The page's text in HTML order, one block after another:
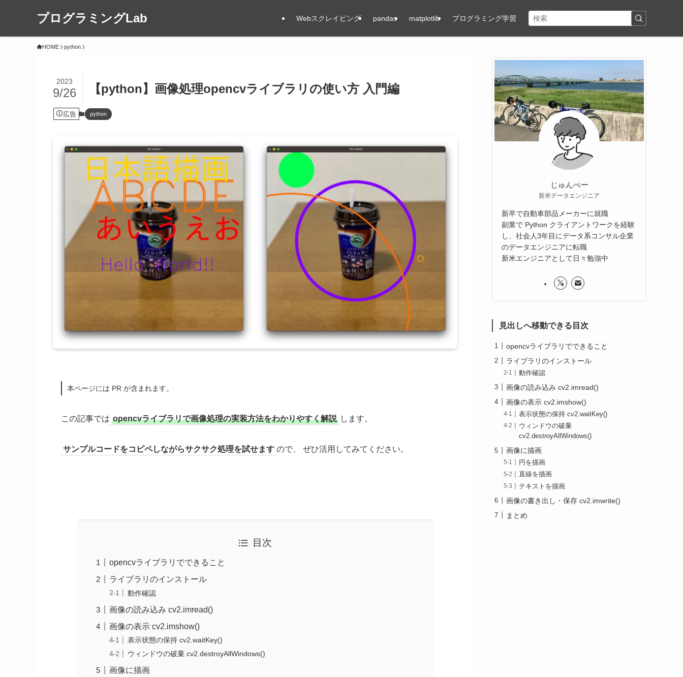
プログラミングLab Webスクレイピング pandas matplotlib プログラミング学習
HOME python
【python】画像処理opencvライブラリの使い方 入門編
2023
9/26
広告 python
本ページには PR が含まれます。
この記事では opencvライブラリで画像処理の実装方法をわかりやすく解説 します。
サンプルコードをコピペしながらサクサク処理を試せます ので、 ぜひ活用してみてください。
目次
opencvライブラリでできること
ライブラリのインストール
動作確認
画像の読み込み cv2.imread()
画像の表示 cv2.imshow()
表示状態の保持 cv2.waitKey()
ウィンドウの破棄 cv2.destroyAllWindows()
画像に描画
じゅんぺー
新米データエンジニア
新卒で自動車部品メーカーに就職
副業で Python クライアントワークを経験
し、社会人3年目にデータ系コンサル企業
のデータエンジニアに転職
新米エンジニアとして日々勉強中
見出しへ移動できる目次
opencvライブラリでできること
ライブラリのインストール
動作確認
画像の読み込み cv2.imread()
画像の表示 cv2.imshow()
表示状態の保持 cv2.waitKey()
ウィンドウの破棄
cv2.destroyAllWindows()
画像に描画
円を描画
直線を描画
テキストを描画
画像の書き出し・保存 cv2.imwrite()
まとめ